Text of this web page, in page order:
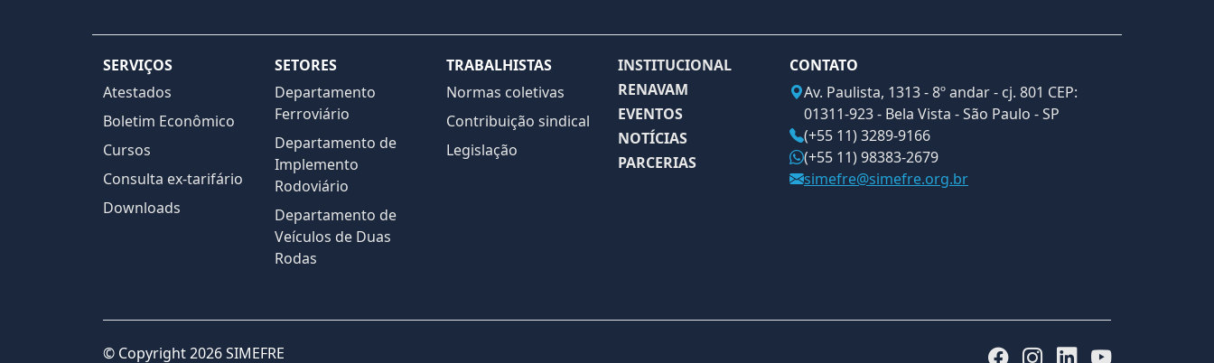
SERVIÇOS
Atestados
Boletim Econômico
Cursos
Consulta ex-tarifário
Downloads
SETORES
Departamento
Ferroviário
Departamento de
Implemento
Rodoviário
Departamento de
Veículos de Duas
Rodas
TRABALHISTAS
Normas coletivas
Contribuição sindical
Legislação
INSTITUCIONAL
RENAVAM
EVENTOS
NOTÍCIAS
PARCERIAS
CONTATO
Av. Paulista, 1313 - 8º andar - cj. 801 CEP:
01311-923 - Bela Vista - São Paulo - SP
(+55 11) 3289-9166
(+55 11) 98383-2679
simefre@simefre.org.br
© Copyright 2026 SIMEFRE